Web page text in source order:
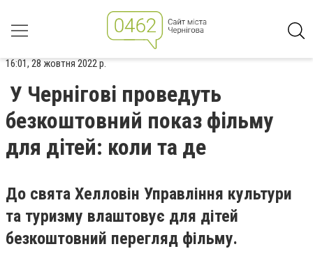
16:01, 28 жовтня 2022 р.
У Чернігові проведуть
безкоштовний показ фільму
для дітей: коли та де
До свята Хелловін Управління культури
та туризму влаштовує для дітей
безкоштовний перегляд фільму.